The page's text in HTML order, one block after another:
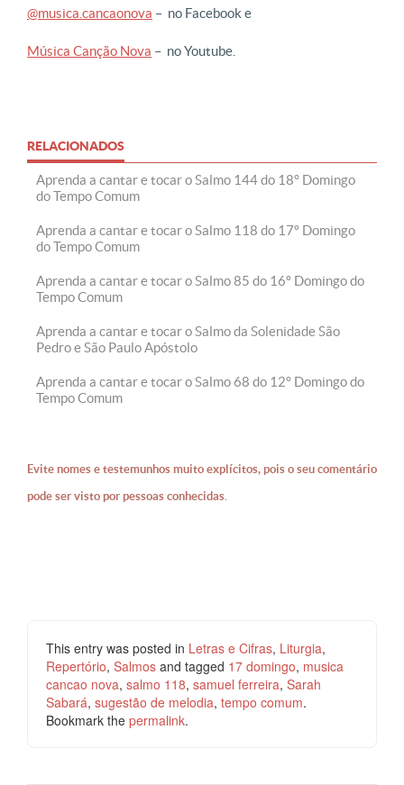
@musica.cancaonova – no Facebook e
Música Canção Nova – no Youtube.
RELACIONADOS
Aprenda a cantar e tocar o Salmo 144 do 18° Domingo
do Tempo Comum
Aprenda a cantar e tocar o Salmo 118 do 17º Domingo
do Tempo Comum
Aprenda a cantar e tocar o Salmo 85 do 16º Domingo do
Tempo Comum
Aprenda a cantar e tocar o Salmo da Solenidade São
Pedro e São Paulo Apóstolo
Aprenda a cantar e tocar o Salmo 68 do 12° Domingo do
Tempo Comum
Evite nomes e testemunhos muito explícitos, pois o seu comentário
pode ser visto por pessoas conhecidas.
This entry was posted in Letras e Cifras, Liturgia,
Repertório, Salmos and tagged 17 domingo, musica
cancao nova, salmo 118, samuel ferreira, Sarah
Sabará, sugestão de melodia, tempo comum.
Bookmark the permalink.